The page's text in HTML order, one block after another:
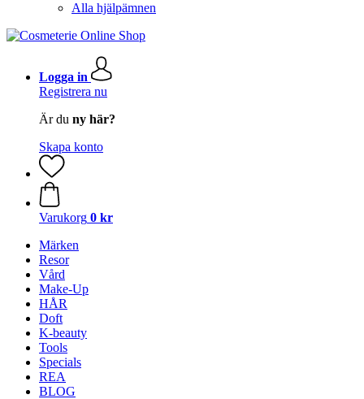
Alla hjälpämnen
Logga in
Registrera nu
Är du ny här?
Skapa konto
Varukorg 0 kr
Märken
Resor
Vård
Make-Up
HÅR
Doft
K-beauty
Tools
Specials
REA
BLOG